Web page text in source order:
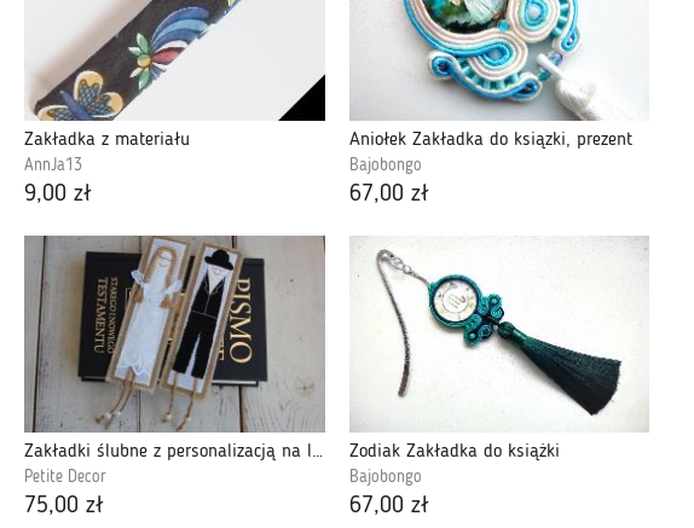
Zakładka z materiału
AnnJa13
9,00 zł
Aniołek Zakładka do ksiązki, prezent
Bajobongo
67,00 zł
Zakładki ślubne z personalizacją na lnie
Petite Decor
75,00 zł
Zodiak Zakładka do książki
Bajobongo
67,00 zł